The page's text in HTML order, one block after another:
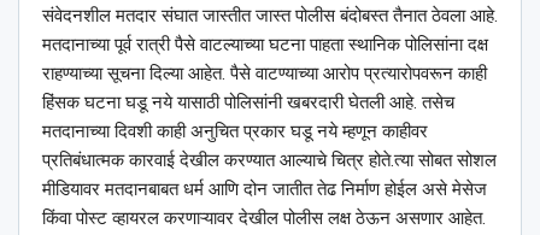
संवेदनशील मतदार संघात जास्तीत जास्त पोलीस बंदोबस्त तैनात ठेवला आहे.
मतदानाच्या पूर्व रात्री पैसे वाटल्याच्या घटना पाहता स्थानिक पोलिसांना दक्ष
राहण्याच्या सूचना दिल्या आहेत. पैसे वाटण्याच्या आरोप प्रत्यारोपवरून काही
हिंसक घटना घडू नये यासाठी पोलिसांनी खबरदारी घेतली आहे. तसेच
मतदानाच्या दिवशी काही अनुचित प्रकार घडू नये म्हणून काहीवर
प्रतिबंधात्मक कारवाई देखील करण्यात आल्याचे चित्र होते.त्या सोबत सोशल
मीडियावर मतदानबाबत धर्म आणि दोन जातीत तेढ निर्माण होईल असे मेसेज
किंवा पोस्ट व्हायरल करणाऱ्यावर देखील पोलीस लक्ष ठेऊन असणार आहेत.